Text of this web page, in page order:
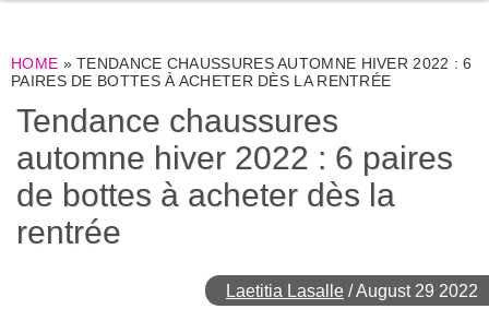
HOME »TENDANCE CHAUSSURES AUTOMNE HIVER 2022 : 6
PAIRES DE BOTTES À ACHETER DÈS LA RENTRÉE
Tendance chaussures
automne hiver 2022 : 6 paires
de bottes à acheter dès la
rentrée
Laetitia Lasalle /August 29 2022